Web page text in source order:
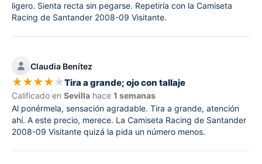
ligero. Sienta recta sin pegarse. Repetiría con la Camiseta
Racing de Santander 2008-09 Visitante.
Claudia Benítez
★★★★★Tira a grande; ojo con tallaje
Calificado en Sevilla hace 1 semanas
Al ponérmela, sensación agradable. Tira a grande, atención
ahí. A este precio, merece. La Camiseta Racing de Santander
2008-09 Visitante quizá la pida un número menos.